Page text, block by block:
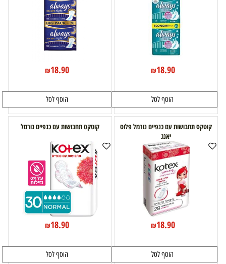
₪18.90
הוסף לסל
₪18.90
הוסף לסל
קוטקס תחבושות עם כנפיים נורמל פלוס
יאנג
₪18.90
הוסף לסל
קוטקס תחבושות עם כנפיים נורמל
₪18.90
הוסף לסל